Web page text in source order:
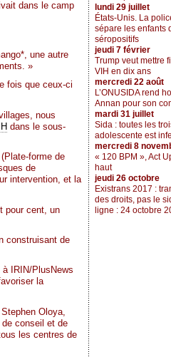
dans le camp
une autre
»
fois que ceux-ci
nous
dans le sous-
forme de
de
intervention, et la
pour cent, un
construisant de
IRIN/PlusNews
la
Oloya,
conseil et de
les centres de
lundi 29 juillet
États-Unis. La
sépare les enfants
séropositifs
jeudi 7 février
Trump veut mettre
VIH en dix ans
mercredi 22 août
L’ONUSIDA rend
Annan pour son
mardi 31 juillet
Sida : toutes les
adolescente est
mercredi 8
« 120 BPM », Act
haut
jeudi 26 octobre
Existrans 2017 :
des droits, pas le
ligne : 24 octobre